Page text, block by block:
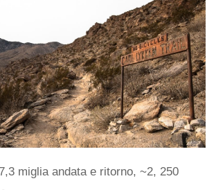
miglia andata e ritorno, ~2, 250